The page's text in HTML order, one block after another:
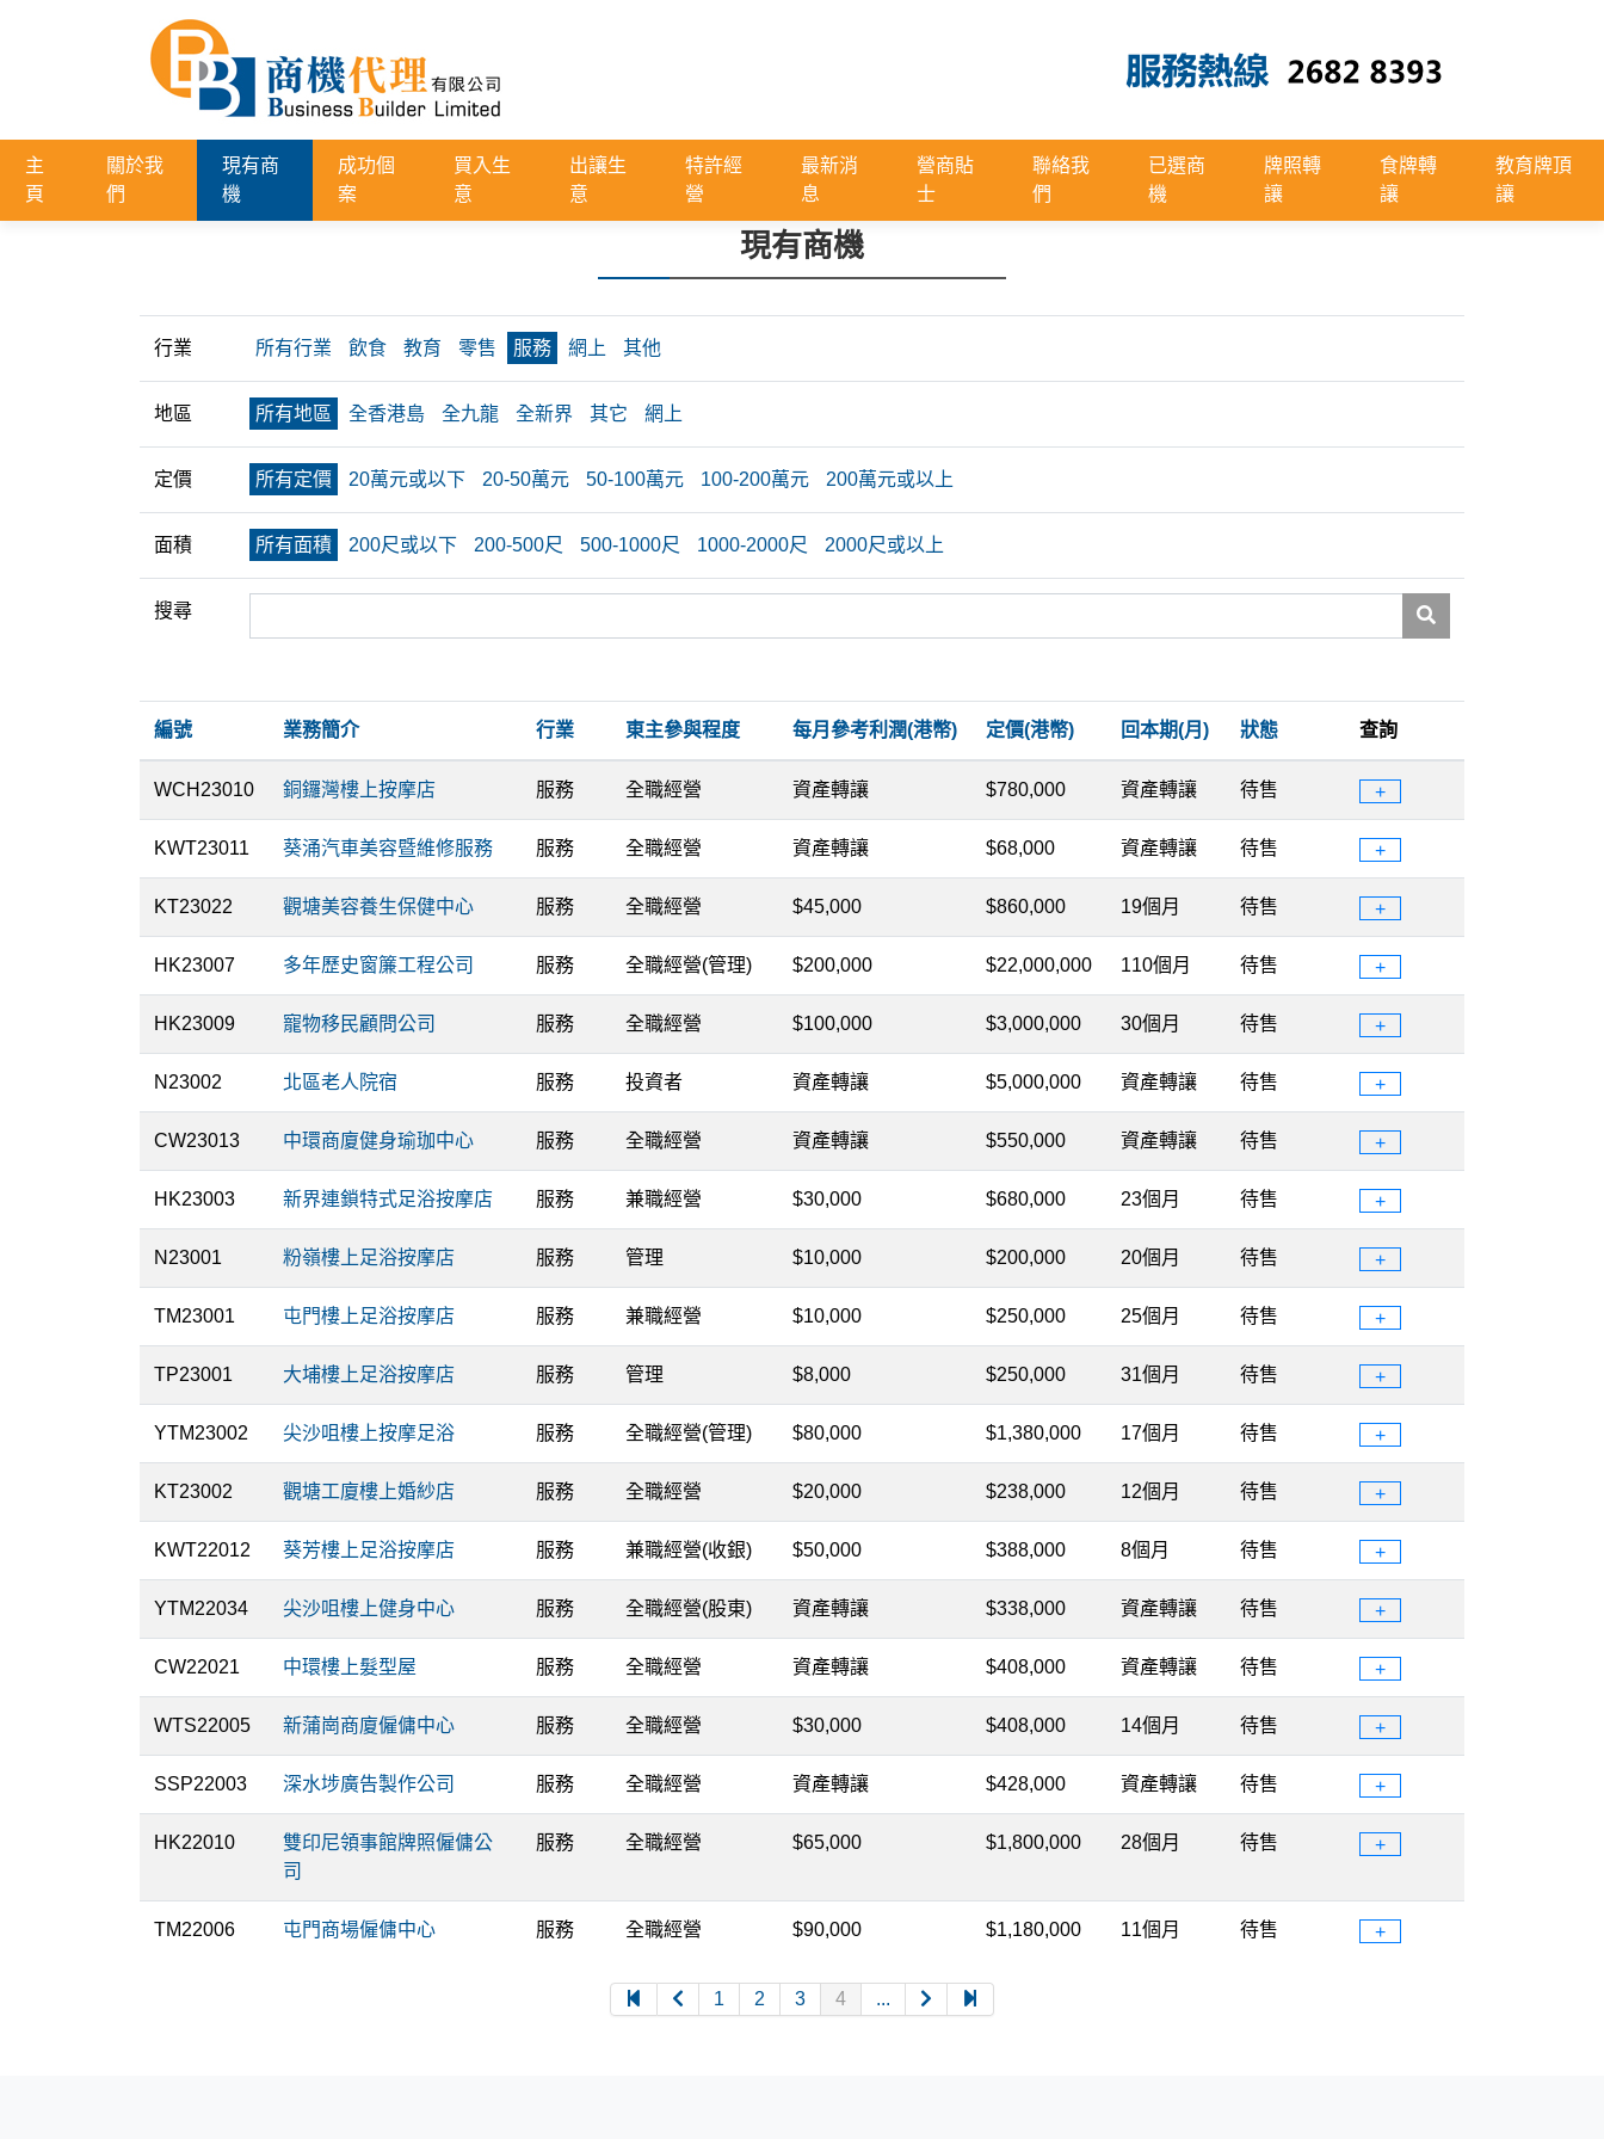
主
頁
關於我
們
現有商
機
成功個
案
買入生
意
出讓生
意
特許經
營
最新消
息
營商貼
士
聯絡我
們
已選商
機
牌照轉
讓
食牌轉
讓
教育牌頂
讓
現有商機
行業 所有行業 飲食 教育 零售 服務 網上 其他
地區 所有地區 全香港島 全九龍 全新界 其它 網上
定價 所有定價 20萬元或以下 20-50萬元 50-100萬元 100-200萬元 200萬元或以上
面積 所有面積 200尺或以下 200-500尺 500-1000尺 1000-2000尺 2000尺或以上
搜尋
編號 業務簡介 行業 東主參與程度 每月參考利潤(港幣) 定價(港幣) 回本期(月) 狀態 查詢
WCH23010 銅鑼灣樓上按摩店 服務 全職經營 資產轉讓 $780,000 資產轉讓 待售 +
KWT23011 葵涌汽車美容暨維修服務 服務 全職經營 資產轉讓 $68,000 資產轉讓 待售 +
KT23022 觀塘美容養生保健中心 服務 全職經營 $45,000 $860,000 19個月 待售 +
HK23007 多年歷史窗簾工程公司 服務 全職經營(管理) $200,000 $22,000,000 110個月 待售 +
HK23009 寵物移民顧問公司 服務 全職經營 $100,000 $3,000,000 30個月 待售 +
N23002 北區老人院宿 服務 投資者 資產轉讓 $5,000,000 資產轉讓 待售 +
CW23013 中環商廈健身瑜珈中心 服務 全職經營 資產轉讓 $550,000 資產轉讓 待售 +
HK23003 新界連鎖特式足浴按摩店 服務 兼職經營 $30,000 $680,000 23個月 待售 +
N23001 粉嶺樓上足浴按摩店 服務 管理 $10,000 $200,000 20個月 待售 +
TM23001 屯門樓上足浴按摩店 服務 兼職經營 $10,000 $250,000 25個月 待售 +
TP23001 大埔樓上足浴按摩店 服務 管理 $8,000 $250,000 31個月 待售 +
YTM23002 尖沙咀樓上按摩足浴 服務 全職經營(管理) $80,000 $1,380,000 17個月 待售 +
KT23002 觀塘工廈樓上婚紗店 服務 全職經營 $20,000 $238,000 12個月 待售 +
KWT22012 葵芳樓上足浴按摩店 服務 兼職經營(收銀) $50,000 $388,000 8個月 待售 +
YTM22034 尖沙咀樓上健身中心 服務 全職經營(股東) 資產轉讓 $338,000 資產轉讓 待售 +
CW22021 中環樓上髮型屋 服務 全職經營 資產轉讓 $408,000 資產轉讓 待售 +
WTS22005 新蒲崗商廈僱傭中心 服務 全職經營 $30,000 $408,000 14個月 待售 +
SSP22003 深水埗廣告製作公司 服務 全職經營 資產轉讓 $428,000 資產轉讓 待售 +
HK22010
雙印尼領事館牌照僱傭公
司
服務 全職經營 $65,000 $1,800,000 28個月 待售 +
TM22006 屯門商場僱傭中心 服務 全職經營 $90,000 $1,180,000 11個月 待售 +
1 2 3 4 ...